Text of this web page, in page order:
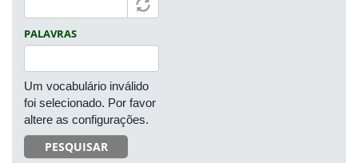
PALAVRAS
Um vocabulário inválido
foi selecionado. Por favor
altere as configurações.
PESQUISAR